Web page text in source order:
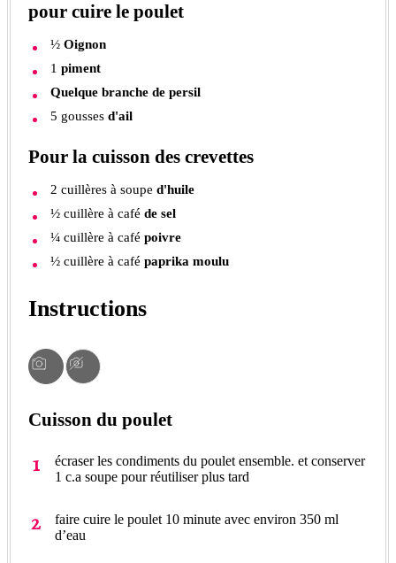
pour cuire le poulet
½ Oignon
1 piment
Quelque branche de persil
5 gousses d'ail
Pour la cuisson des crevettes
2 cuillères à soupe d'huile
½ cuillère à café de sel
¼ cuillère à café poivre
½ cuillère à café paprika moulu
Instructions
Cuisson du poulet
écraser les condiments du poulet ensemble. et conserver
1 c.a soupe pour réutiliser plus tard
faire cuire le poulet 10 minute avec environ 350 ml
d’eau